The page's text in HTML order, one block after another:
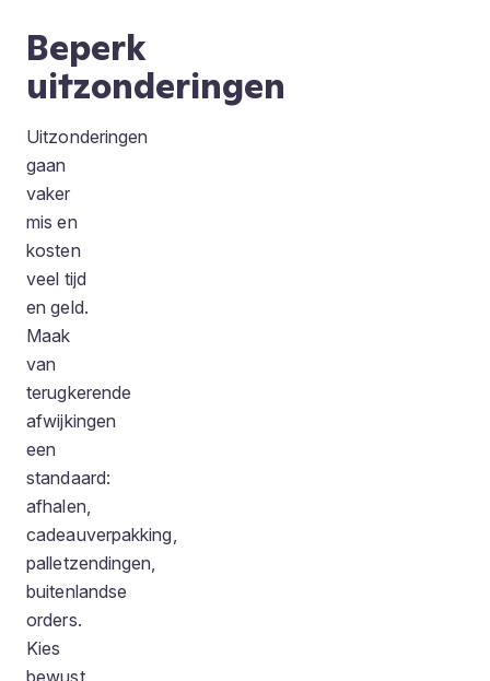
Beperk
uitzonderingen
Uitzonderingen
gaan
vaker
mis en
kosten
veel tijd
en geld.
Maak
van
terugkerende
afwijkingen
een
standaard:
afhalen,
cadeauverpakking,
palletzendingen,
buitenlandse
orders.
Kies
bewust